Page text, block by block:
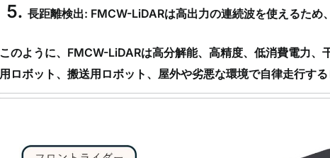
長距離検出: FMCW-LiDARは高出力の連続波を使えるため
このように、FMCW-LiDARは高分解能、高精度、低消費電力
用ロボット、搬送用ロボット、屋外や劣悪な環境で自律走行する